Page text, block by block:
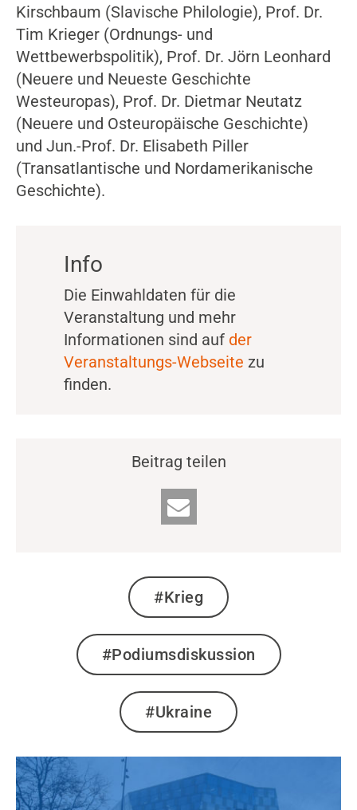
Kirschbaum (Slavische Philologie), Prof. Dr.
Tim Krieger (Ordnungs- und
Wettbewerbspolitik), Prof. Dr. Jörn Leonhard
(Neuere und Neueste Geschichte
Westeuropas), Prof. Dr. Dietmar Neutatz
(Neuere und Osteuropäische Geschichte)
und Jun.-Prof. Dr. Elisabeth Piller
(Transatlantische und Nordamerikanische
Geschichte).
Info
Die Einwahldaten für die
Veranstaltung und mehr
Informationen sind auf der
Veranstaltungs-Webseite zu
finden.
Beitrag teilen
#Krieg
#Podiumsdiskussion
#Ukraine